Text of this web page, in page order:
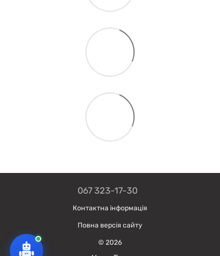
067 323-17-30
Контактна інформація
Повна версія сайту
© 2026